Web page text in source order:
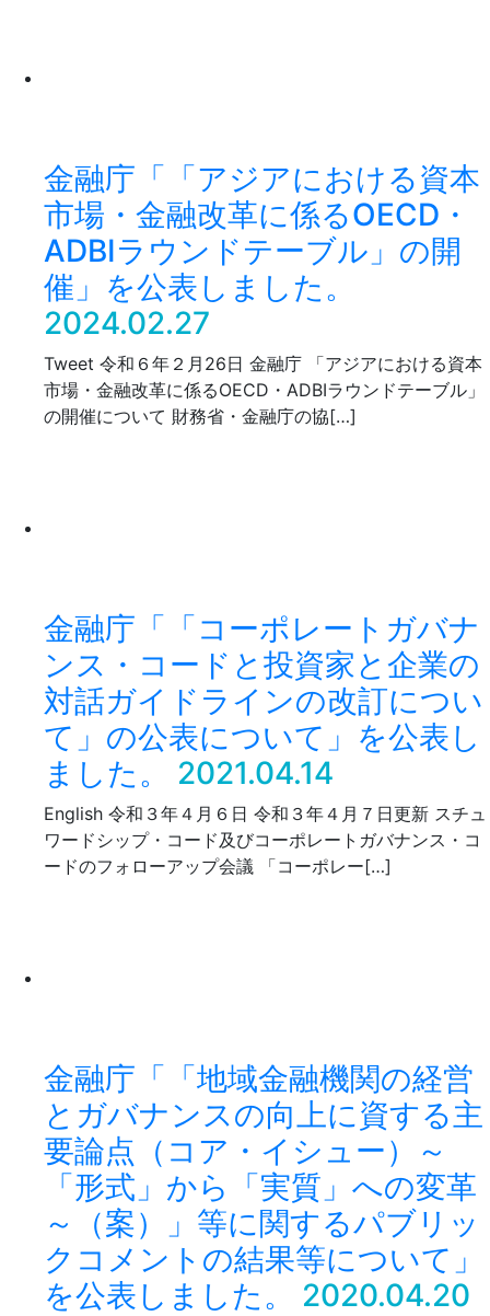
金融庁「「アジアにおける資本
市場・金融改革に係るOECD・
ADBIラウンドテーブル」の開
催」を公表しました。
2024.02.27
Tweet 令和６年２月26日 金融庁 「アジアにおける資本
市場・金融改革に係るOECD・ADBIラウンドテーブル」
の開催について 財務省・金融庁の協[…]
金融庁「「コーポレートガバナ
ンス・コードと投資家と企業の
対話ガイドラインの改訂につい
て」の公表について」を公表し
ました。
2021.04.14
English 令和３年４月６日 令和３年４月７日更新 スチュ
ワードシップ・コード及びコーポレートガバナンス・コ
ードのフォローアップ会議 「コーポレー[…]
金融庁「「地域金融機関の経営
とガバナンスの向上に資する主
要論点（コア・イシュー）～
「形式」から「実質」への変革
～（案）」等に関するパブリッ
クコメントの結果等について」
を公表しました。
2020.04.20